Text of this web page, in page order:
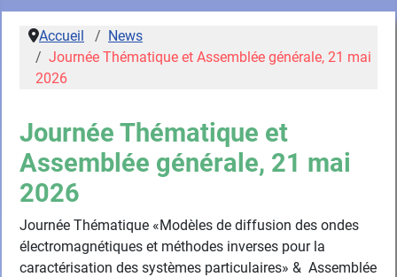
Accueil
News
Journée Thématique et Assemblée générale, 21 mai
2026
Journée Thématique et
Assemblée générale, 21 mai
2026
Journée Thématique «Modèles de diffusion des ondes
électromagnétiques et méthodes inverses pour la
caractérisation des systèmes particulaires» & Assemblée